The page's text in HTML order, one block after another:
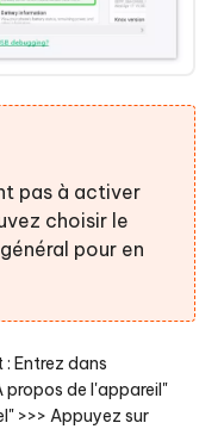
pas à activer
choisir le
pour en
Entrez dans
propos de l'appareil"
>>> Appuyez sur